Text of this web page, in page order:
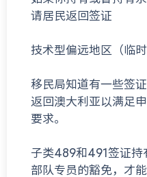
请居民返回签证
技术型偏远地区（临
移民局知道有一些签
返回澳大利亚以满足
要求。
子类489和491签证持
部队专员的豁免，才